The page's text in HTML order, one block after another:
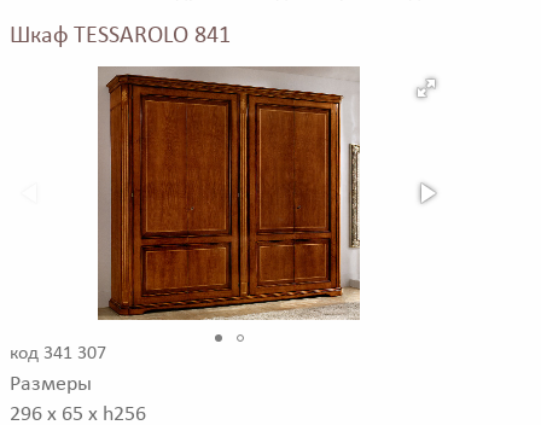
Шкаф TESSAROLO 841
код 341 307
Размеры
296 x 65 x h256